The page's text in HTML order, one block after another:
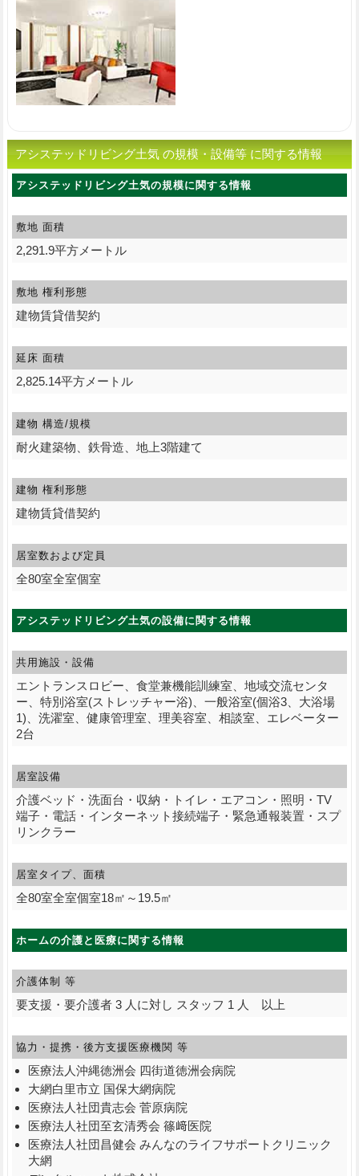
アシステッドリビング土気 の規模・設備等 に関する情報
アシステッドリビング土気の規模に関する情報
敷地 面積
2,291.9平方メートル
敷地 権利形態
建物賃貸借契約
延床 面積
2,825.14平方メートル
建物 構造/規模
耐火建築物、鉄骨造、地上3階建て
建物 権利形態
建物賃貸借契約
居室数および定員
全80室全室個室
アシステッドリビング土気の設備に関する情報
共用施設・設備
エントランスロビー、食堂兼機能訓練室、地域交流センタ
ー、特別浴室(ストレッチャー浴)、一般浴室(個浴3、大浴場
1)、洗濯室、健康管理室、理美容室、相談室、エレベーター
2台
居室設備
介護ベッド・洗面台・収納・トイレ・エアコン・照明・TV
端子・電話・インターネット接続端子・緊急通報装置・スプ
リンクラー
居室タイプ、面積
全80室全室個室18㎡～19.5㎡
ホームの介護と医療に関する情報
介護体制 等
要支援・要介護者 3 人に対し スタッフ 1 人 以上
協力・提携・後方支援 医療機関 等
医療法人沖縄徳洲会 四街道徳洲会病院
大網白里市立 国保大網病院
医療法人社団貴志会 菅原病院
医療法人社団至玄清秀会 篠﨑医院
医療法人社団昌健会 みんなのライフサポートクリニック
大網